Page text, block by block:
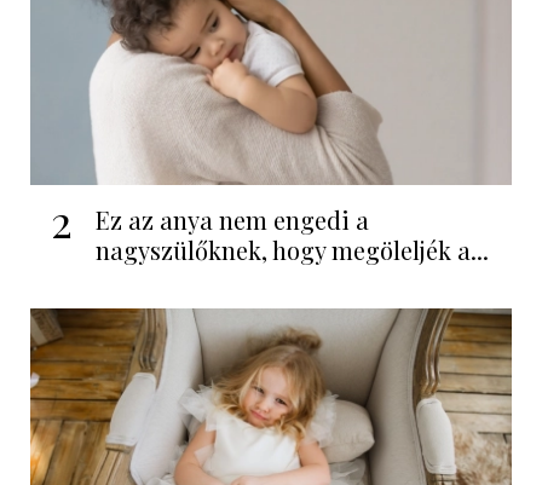
2
Ez az anya nem engedi a
nagyszülőknek, hogy megöleljék a...